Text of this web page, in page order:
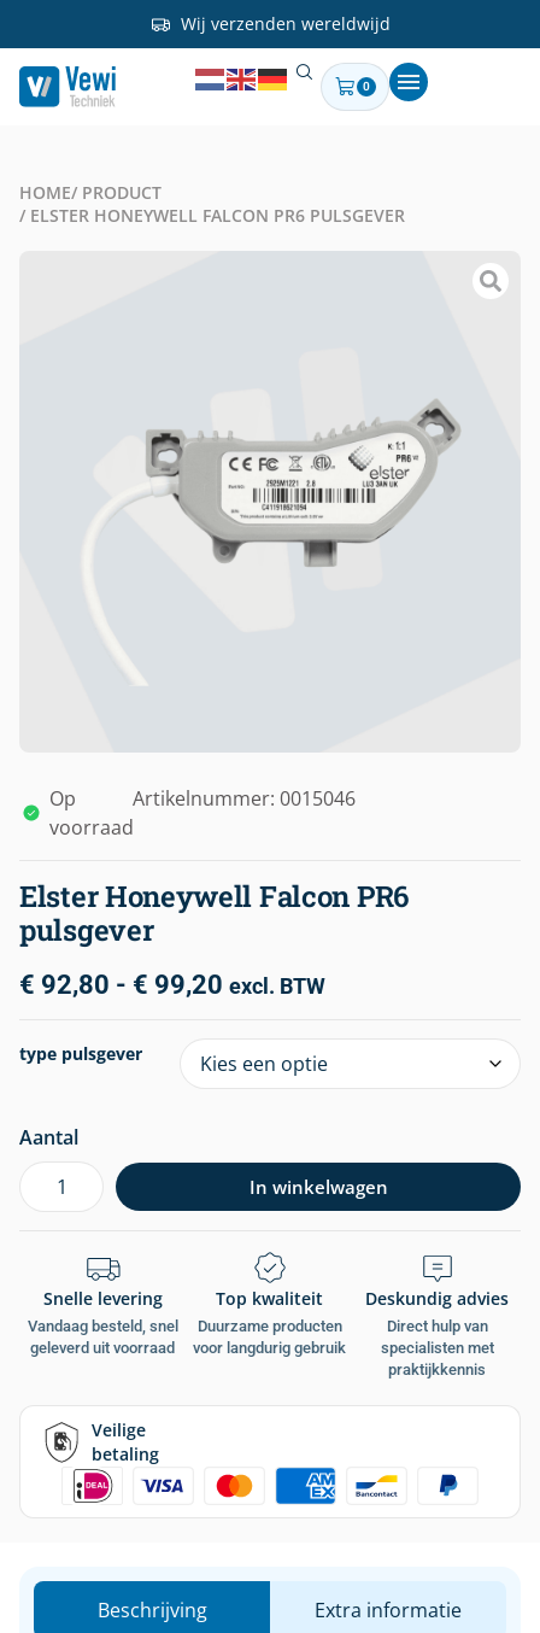
Wij verzenden wereldwijd
0
HOME/ PRODUCT
/ ELSTER HONEYWELL FALCON PR6 PULSGEVER
Op
voorraad
Artikelnummer: 0015046
Elster Honeywell Falcon PR6
pulsgever
€ 92,80 - € 99,20 excl. BTW
type pulsgever
Aantal
In winkelwagen
Snelle levering
Vandaag besteld, snel
geleverd uit voorraad
Top kwaliteit
Duurzame producten
voor langdurig gebruik
Deskundig advies
Direct hulp van
specialisten met
praktijkkennis
Veilige
betaling
Beschrijving Extra informatie